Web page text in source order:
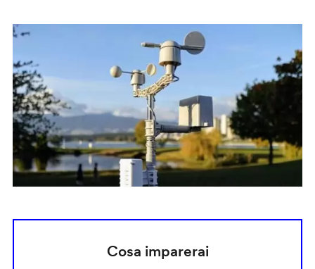
Cosa imparerai